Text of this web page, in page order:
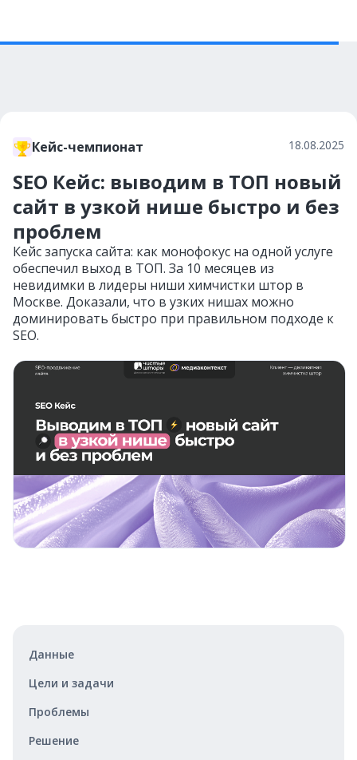
Кейс-чемпионат 18.08.2025
SEO Кейс: выводим в ТОП новый
сайт в узкой нише быстро и без
проблем
Кейс запуска сайта: как монофокус на одной услуге
обеспечил выход в ТОП. За 10 месяцев из
невидимки в лидеры ниши химчистки штор в
Москве. Доказали, что в узких нишах можно
доминировать быстро при правильном подходе к
SEO.
Данные
Цели и задачи
Проблемы
Решение